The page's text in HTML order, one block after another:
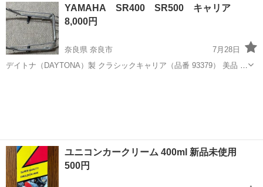
ッド残り≒３ミリ 質問お待ちして...
YAMAHA SR400 SR500 キャリア
8,000円
奈良県 奈良市
7月28日
デイトナ（DAYTONA）製 クラシックキャリア（品番 93379） 美品 取
ユニコンカークリーム 400ml 新品未使用
500円